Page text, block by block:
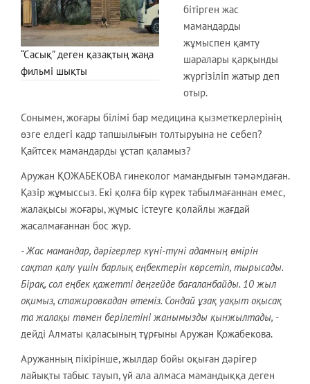
“Сасық” деген қазақтың жаңа
фильмі шықты
бітірген жас
мамандарды
жұмыспен қамту
шаралары қарқынды
жүргізіліп жатыр деп
отыр.
Сонымен, жоғары білімі бар медицина қызметкерлерінің
өзге елдегі кадр тапшылығын толтыруына не себеп?
Қайтсек мамандарды ұстап қаламыз?
Аружан ҚОЖАБЕКОВА гинеколог мамандығын тәмәмдаған.
Қазір жұмыссыз. Екі қолға бір күрек табылмағаннан емес,
жалақысы жоғары, жұмыс істеуге қолайлы жағдай
жасалмағаннан бос жүр.
- Жас мамандар, дәрігерлер күні-түні адамның өмірін
сақтап қалу үшін барлық еңбектерін көрсетіп, тырысады.
Бірақ, сол еңбек қажетті деңгейде бағаланбайды. 10 жыл
оқимыз, стажировкадан өтеміз. Сондай ұзақ уақыт оқысақ
та жалақы төмен берілетіні жанымызды қынжылтады, -
дейді Алматы қаласының тұрғыны Аружан Қожабекова.
Аружанның пікірінше, жылдар бойы оқыған дәрігер
лайықты табыс тауып, үй ала алмаса мамандыққа деген